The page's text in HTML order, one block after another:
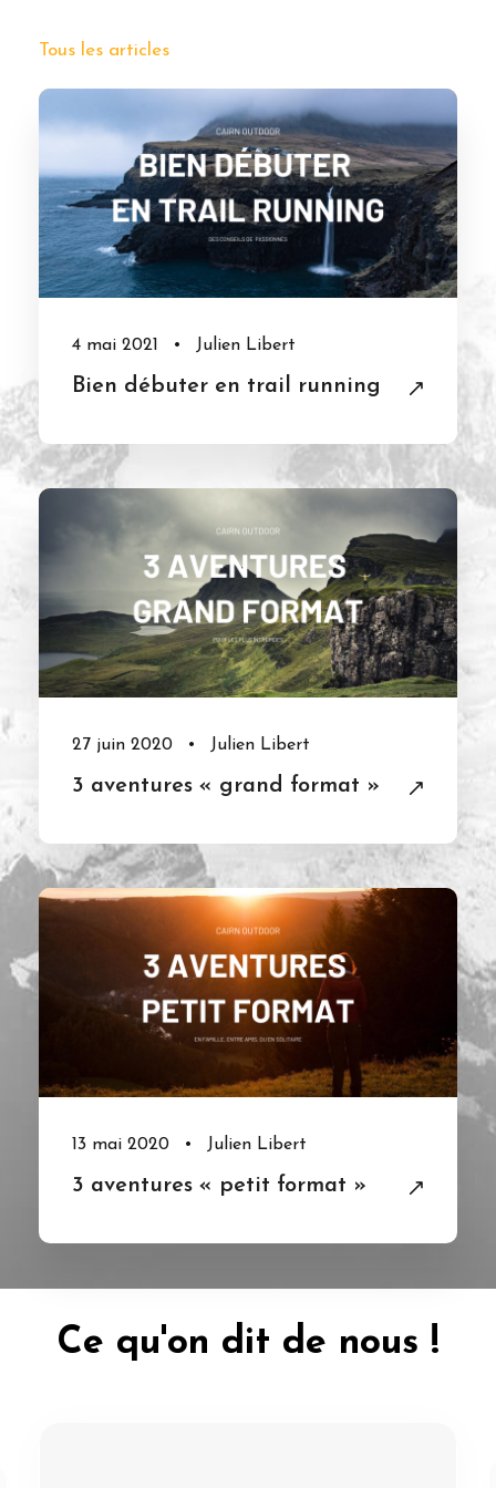
Tous les articles
4 mai 2021 • Julien Libert
Bien débuter en trail running
27 juin 2020 • Julien Libert
3 aventures « grand format »
13 mai 2020 • Julien Libert
3 aventures « petit format »
Ce qu'on dit de nous !